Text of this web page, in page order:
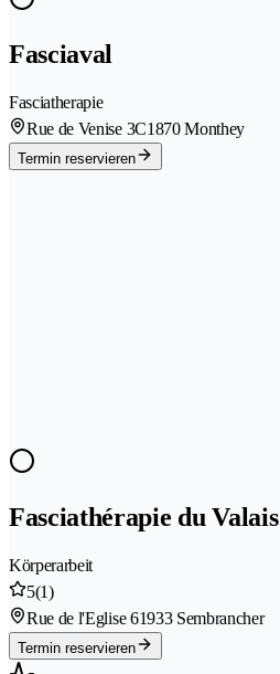
Fasciaval
Fasciatherapie
Rue de Venise 3C1870 Monthey
Termin reservieren
Fasciathérapie du Valais
Körperarbeit
5(1)
Rue de l'Eglise 61933 Sembrancher
Termin reservieren